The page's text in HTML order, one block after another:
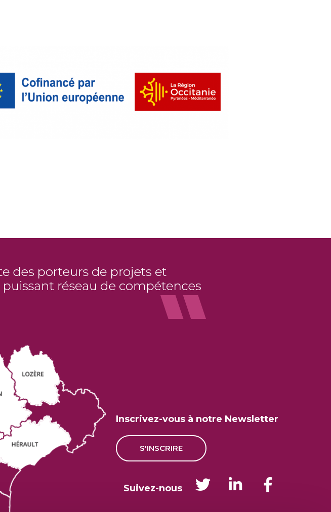
Inscrivez-vous à notre Newsletter
S'INSCRIRE
Suivez-nous